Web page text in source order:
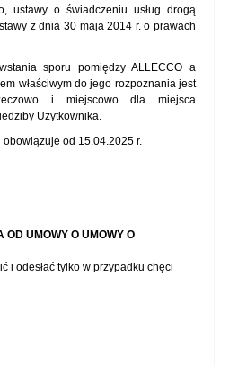
ustawy o świadczeniu usług drogą
z dnia 30 maja 2014 r. o prawach
sporu pomiędzy ALLECCO a
właściwym do jego rozpoznania jest
i miejscowo dla miejsca
Użytkownika.
od 15.04.2025 r.
OD UMOWY O UMOWY O
i odesłać tylko w przypadku chęci